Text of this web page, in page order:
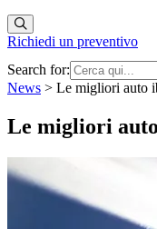
Richiedi un preventivo
Search for:
News > Le migliori auto
Le migliori